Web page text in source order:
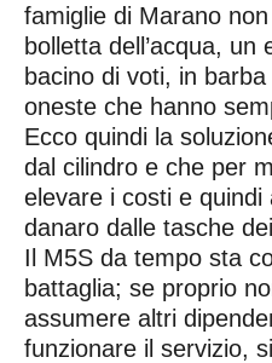
famiglie di Marano
bolletta dell’acqua, un
bacino di voti, in
oneste che hanno
Ecco quindi la
dal cilindro e che per
elevare i costi e
danaro dalle tasche
Il M5S da tempo sta
battaglia; se proprio
assumere altri
funzionare il servizio,